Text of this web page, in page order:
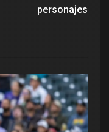
personajes